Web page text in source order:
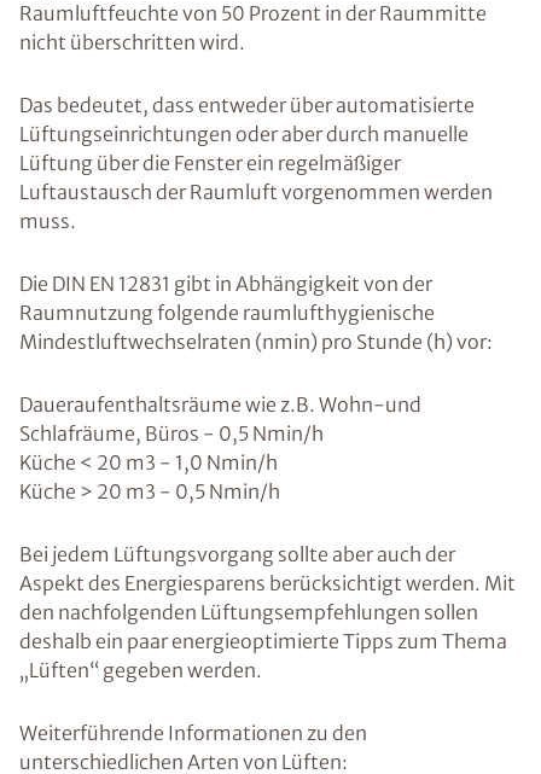
Raumluftfeuchte von 50 Prozent in der Raummitte
nicht überschritten wird.
Das bedeutet, dass entweder über automatisierte
Lüftungseinrichtungen oder aber durch manuelle
Lüftung über die Fenster ein regelmäßiger
Luftaustausch der Raumluft vorgenommen werden
muss.
Die DIN EN 12831 gibt in Abhängigkeit von der
Raumnutzung folgende raumlufthygienische
Mindestluftwechselraten (nmin) pro Stunde (h) vor:
Daueraufenthaltsräume wie z.B. Wohn-und
Schlafräume, Büros - 0,5 Nmin/h
Küche < 20 m3 - 1,0 Nmin/h
Küche > 20 m3 - 0,5 Nmin/h
Bei jedem Lüftungsvorgang sollte aber auch der
Aspekt des Energiesparens berücksichtigt werden. Mit
den nachfolgenden Lüftungsempfehlungen sollen
deshalb ein paar energieoptimierte Tipps zum Thema
„Lüften“ gegeben werden.
Weiterführende Informationen zu den
unterschiedlichen Arten von Lüften: